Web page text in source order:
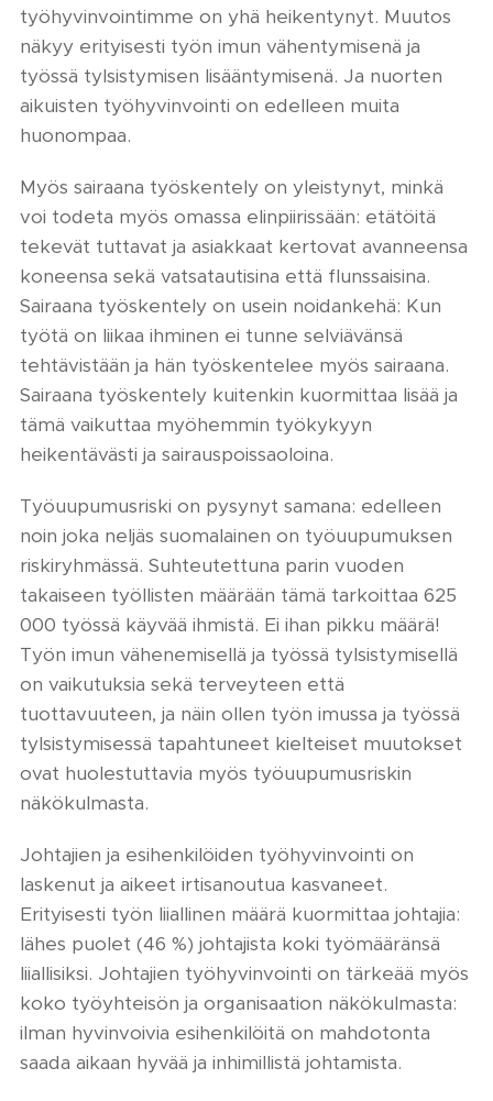
työhyvinvointimme on yhä heikentynyt. Muutos
näkyy erityisesti työn imun vähentymisenä ja
työssä tylsistymisen lisääntymisenä. Ja nuorten
aikuisten työhyvinvointi on edelleen muita
huonompaa.
Myös sairaana työskentely on yleistynyt, minkä
voi todeta myös omassa elinpiirissään: etätöitä
tekevät tuttavat ja asiakkaat kertovat avanneensa
koneensa sekä vatsatautisina että flunssaisina.
Sairaana työskentely on usein noidankehä: Kun
työtä on liikaa ihminen ei tunne selviävänsä
tehtävistään ja hän työskentelee myös sairaana.
Sairaana työskentely kuitenkin kuormittaa lisää ja
tämä vaikuttaa myöhemmin työkykyyn
heikentävästi ja sairauspoissaoloina.
Työuupumusriski on pysynyt samana: edelleen
noin joka neljäs suomalainen on työuupumuksen
riskiryhmässä. Suhteutettuna parin vuoden
takaiseen työllisten määrään tämä tarkoittaa 625
000 työssä käyvää ihmistä. Ei ihan pikku määrä!
Työn imun vähenemisellä ja työssä tylsistymisellä
on vaikutuksia sekä terveyteen että
tuottavuuteen, ja näin ollen työn imussa ja työssä
tylsistymisessä tapahtuneet kielteiset muutokset
ovat huolestuttavia myös työuupumusriskin
näkökulmasta.
Johtajien ja esihenkilöiden työhyvinvointi on
laskenut ja aikeet irtisanoutua kasvaneet.
Erityisesti työn liiallinen määrä kuormittaa johtajia:
lähes puolet (46 %) johtajista koki työmääränsä
liiallisiksi. Johtajien työhyvinvointi on tärkeää myös
koko työyhteisön ja organisaation näkökulmasta:
ilman hyvinvoivia esihenkilöitä on mahdotonta
saada aikaan hyvää ja inhimillistä johtamista.